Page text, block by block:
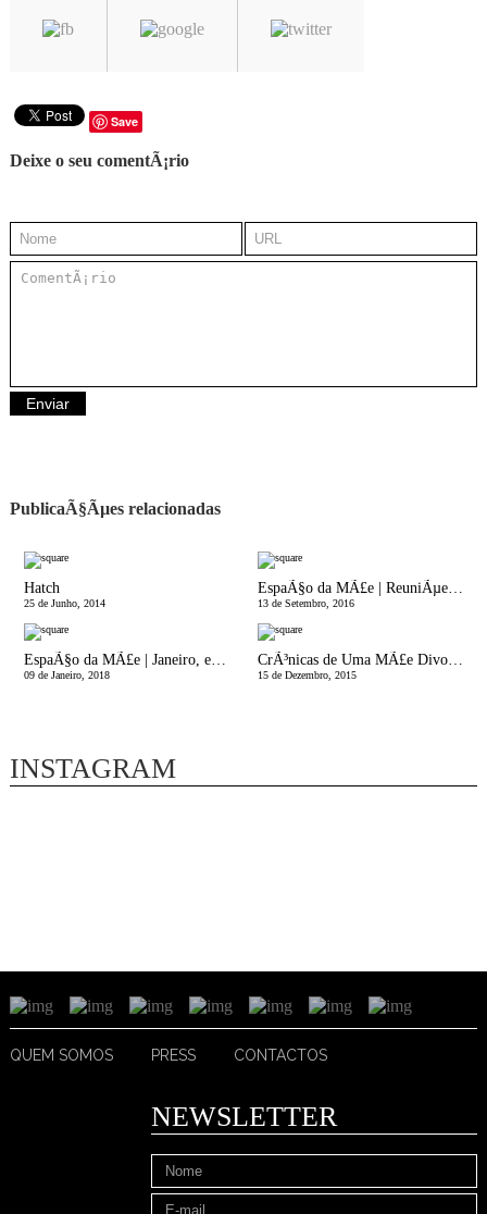
Save
Deixe o seu comentÃ¡rio
PublicaÃ§Ãµes relacionadas
Hatch
25 de Junho, 2014
EspaÃ§o da MÃ£e | ReuniÃµes com Professores: Uma obrigaÃ§Ã£o ou uma mais-valia para o desenvolvimento das crianÃ§as?
13 de Setembro, 2016
EspaÃ§o da MÃ£e | Janeiro, esse mÃªs comprido
09 de Janeiro, 2018
CrÃ³nicas de Uma MÃ£e Divorciada | E entÃ£o Ã© Natal
15 de Dezembro, 2015
INSTAGRAM
QUEM SOMOS PRESS CONTACTOS
NEWSLETTER